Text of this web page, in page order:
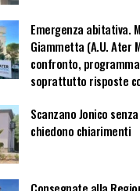
Emergenza abitativa.
Giammetta (A.U. Ater
confronto,
soprattutto risposte
Scanzano Jonico
chiedono chiarimenti